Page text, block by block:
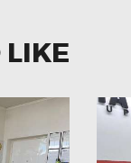
LIKE